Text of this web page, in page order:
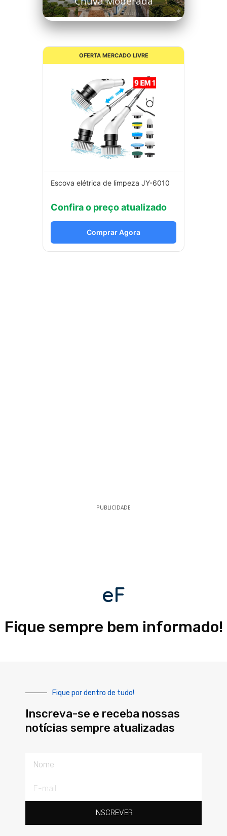
OFERTA MERCADO LIVRE
Escova elétrica de limpeza JY-6010
Confira o preço atualizado
Comprar Agora
PUBLICIDADE
eF
Fique sempre bem informado!
Fique por dentro de tudo!
Inscreva-se e receba nossas
notícias sempre atualizadas
INSCREVER